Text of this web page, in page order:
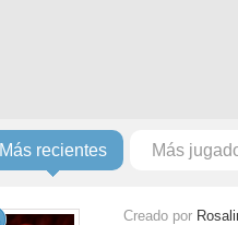
Más recientes Más
Creado por